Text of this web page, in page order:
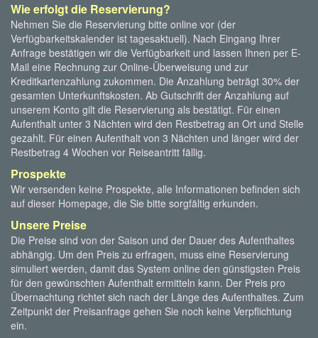
Wie erfolgt die Reservierung?
Nehmen Sie die Reservierung bitte online vor (der
Verfügbarkeitskalender ist tagesaktuell). Nach Eingang Ihrer
Anfrage bestätigen wir die Verfügbarkeit und lassen Ihnen per E-
Mail eine Rechnung zur Online-Überweisung und zur
Kreditkartenzahlung zukommen. Die Anzahlung beträgt 30% der
gesamten Unterkunftskosten. Ab Gutschrift der Anzahlung auf
unserem Konto gilt die Reservierung als bestätigt. Für einen
Aufenthalt unter 3 Nächten wird den Restbetrag an Ort und Stelle
gezahlt. Für einen Aufenthalt von 3 Nächten und länger wird der
Restbetrag 4 Wochen vor Reiseantritt fällig.
Prospekte
Wir versenden keine Prospekte, alle Informationen befinden sich
auf dieser Homepage, die Sie bitte sorgfältig erkunden.
Unsere Preise
Die Preise sind von der Saison und der Dauer des Aufenthaltes
abhängig. Um den Preis zu erfragen, muss eine Reservierung
simuliert werden, damit das System online den günstigsten Preis
für den gewünschten Aufenthalt ermitteln kann. Der Preis pro
Übernachtung richtet sich nach der Länge des Aufenthaltes. Zum
Zeitpunkt der Preisanfrage gehen Sie noch keine Verpflichtung
ein.